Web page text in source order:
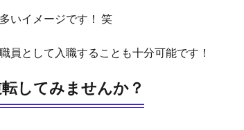
いイメージです！ 笑
員として入職することも十分可能です！
してみませんか？